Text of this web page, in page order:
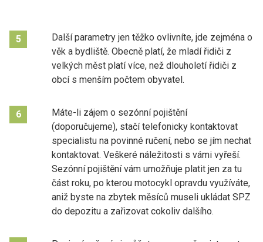
5
Další parametry jen těžko ovlivníte, jde zejména o
věk a bydliště. Obecně platí, že mladí řidiči z
velkých měst platí více, než dlouholetí řidiči z
obcí s menším počtem obyvatel.
6
Máte-li zájem o sezónní pojištění
(doporučujeme), stačí telefonicky kontaktovat
specialistu na povinné ručení, nebo se jím nechat
kontaktovat. Veškeré náležitosti s vámi vyřeší.
Sezónní pojištění vám umožňuje platit jen za tu
část roku, po kterou motocykl opravdu využíváte,
aniž byste na zbytek měsíců museli ukládat SPZ
do depozitu a zařizovat cokoliv dalšího.